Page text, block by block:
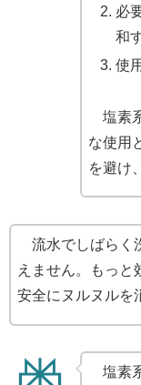
必
和
使
塩素
な使用
を避け
流水でしばらく
えません。もっと
安全にヌルヌルを
塩素